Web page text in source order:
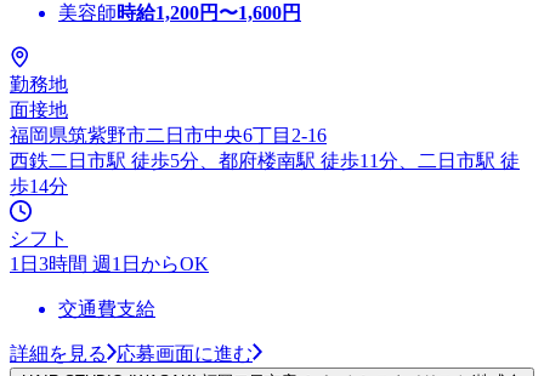
美容師時給1,200円〜1,600円
勤務地
面接地
福岡県筑紫野市二日市中央6丁目2-16
西鉄二日市駅 徒歩5分、都府楼南駅 徒歩11分、二日市駅 徒
歩14分
シフト
1日3時間 週1日からOK
交通費支給
詳細を見る 応募画面に進む